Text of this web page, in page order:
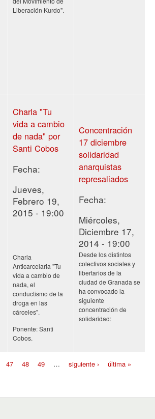
Liberación Kurdo".
Charla "Tu
vida a cambio
de nada" por
Santi Cobos
Fecha:
Jueves,
Febrero 19,
2015 - 19:00
Charla
Anticarcelaria "Tu
vida a cambio de
nada, el
conductismo de la
droga en las
cárceles".
Ponente: Santi
Cobos.
Concentración
17 diciembre
solidaridad
anarquistas
Fecha:
Miércoles,
Diciembre 17,
2014 - 19:00
Desde los distintos
colectivos sociales y
libertarios de la
ciudad de Granada se
ha convocado la
siguiente
concentración de
solidaridad:
47 48 49 … siguiente › última »